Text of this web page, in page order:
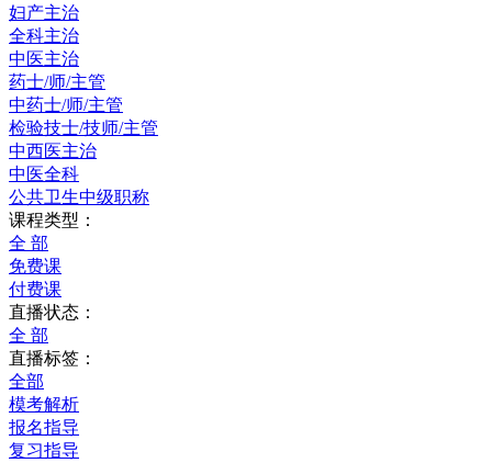
妇产主治
全科主治
中医主治
药士/师/主管
中药士/师/主管
检验技士/技师/主管
中西医主治
中医全科
公共卫生中级职称
课程类型：
全 部
免费课
付费课
直播状态：
全 部
直播标签：
全部
模考解析
报名指导
复习指导